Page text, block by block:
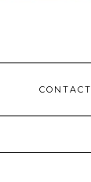
CONTACT